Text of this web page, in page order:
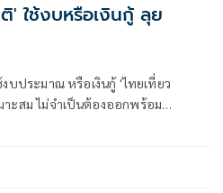
' ใช้งบหรือเงินกู้ ลุย
บประมาณ หรือเงินกู้ 'ไทยเที่ยว
ะสม ไม่จำเป็นต้องออกพร้อม